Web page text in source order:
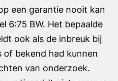
een garantie nooit kan
6:75 BW. Het bepaalde
ook als de inbreuk bij
of bekend had kunnen
van onderzoek.